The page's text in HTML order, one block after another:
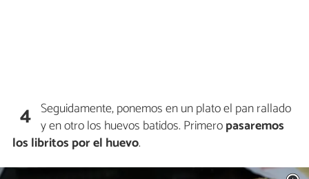
4 Seguidamente, ponemos en un plato el pan rallado
y en otro los huevos batidos. Primeropasaremos
los libritos por el huevo.